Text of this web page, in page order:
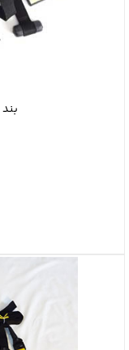
بند HEROES SPORT TRX